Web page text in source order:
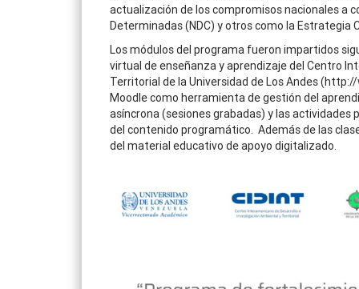
actualización de los compromisos nacionales a
Determinadas (NDC) y otros como la Estrategia
Los módulos del programa fueron impartidos
virtual de enseñanza y aprendizaje del Centro
Territorial de la Universidad de Los Andes
Moodle como herramienta de gestión del
asíncrona (sesiones grabadas) y las
del contenido programático. Además de las
del material educativo de apoyo digitalizado.